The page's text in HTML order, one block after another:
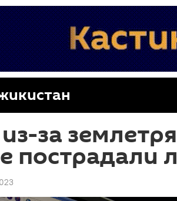
за
пострадали